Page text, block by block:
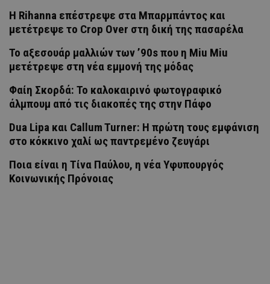
Η Rihanna επέστρεψε στα Μπαρμπάντος και
μετέτρεψε το Crop Over στη δική της πασαρέλα
Το αξεσουάρ μαλλιών των ’90s που η Miu Miu
μετέτρεψε στη νέα εμμονή της μόδας
Φαίη Σκορδά: Το καλοκαιρινό φωτογραφικό
άλμπουμ από τις διακοπές της στην Πάφο
Dua Lipa και Callum Turner: Η πρώτη τους εμφάνιση
στο κόκκινο χαλί ως παντρεμένο ζευγάρι
Ποια είναι η Τίνα Παύλου, η νέα Υφυπουργός
Κοινωνικής Πρόνοιας